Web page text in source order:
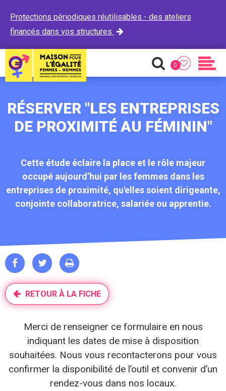
Protections périodiques réutilisables - des ateliers
financés dans vos structures

Recherche
0
Favoris
RÉSERVER "LES ENTREPRISES
DE PROXIMITÉ AU FÉMININ"
Cette étude éclaire la place et le rôle majeur
occupé aujourd’hui par les femmes dans les
entreprises de proximité, qu'elles soient dirigeante,
conjointe collaboratrice, salariée ou apprentie.
  
RETOUR À LA FICHE
Merci de renseigner ce formulaire en nous
indiquant les dates de mise à disposition
souhaitées. Nous vous recontacterons pour vous
confirmer la disponibilité de l’outil et convenir d’un
rendez-vous dans nos locaux.